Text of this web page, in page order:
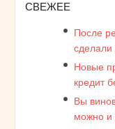
СВЕЖЕЕ
После
сделали
Новые
кредит
Вы
можно и